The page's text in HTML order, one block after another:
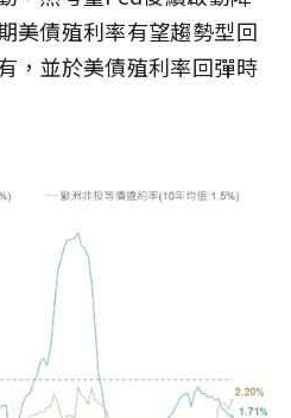
美債殖利率有望趨勢型回
，並於美債殖利率回彈時